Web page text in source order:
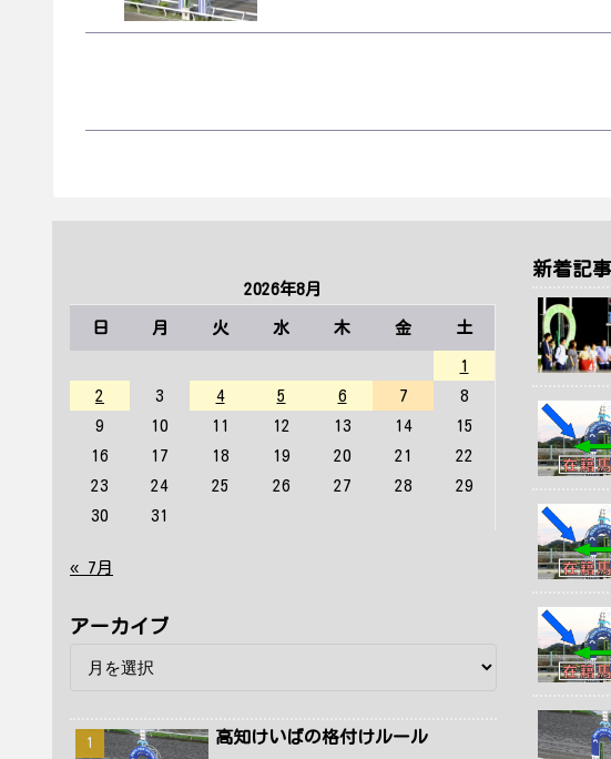
2026年8月
日 月 火 水 木 金 土
1
2
3 4 5 6 7
8
9
10 11 12 13 14
15
16
17 18 19 20 21
22
23
24 25 26 27 28
29
30
31
« 7月
アーカイブ
高知けいばの格付けルール
新着記事